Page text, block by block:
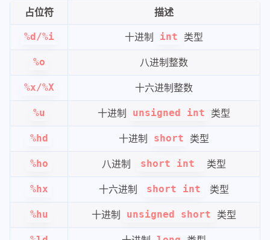
占位符 描述
%d/%i 十进制 int 类型
%o 八进制整数
%x/%X 十六进制整数
%u 十进制 unsigned int 类型
%hd 十进制 short 类型
%ho 八进制 short int 类型
%hx 十六进制 short int 类型
%hu 十进制 unsigned short 类型